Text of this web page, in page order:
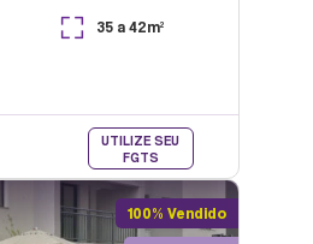
35 a 42m²
UTILIZE SEU
FGTS
100% Vendido